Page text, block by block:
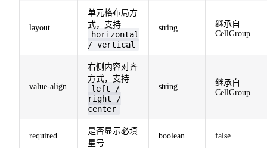
layout
单元格布局方
式，支持
horizontal
/ vertical
string
继承自
CellGroup
value-align
右侧内容对齐
方式，支持
left /
right /
center
string
继承自
CellGroup
required
是否显示必填
星号
boolean false